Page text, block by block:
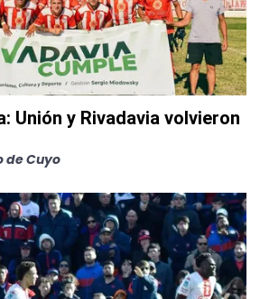
Unión y Rivadavia volvieron
de Cuyo